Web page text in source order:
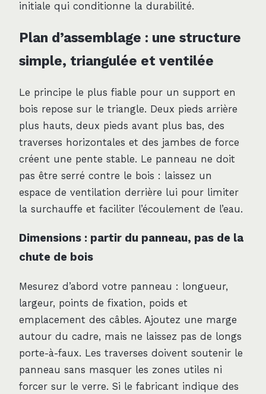
initiale qui conditionne la durabilité.
Plan d’assemblage : une structure
simple, triangulée et ventilée
Le principe le plus fiable pour un support en
bois repose sur le triangle. Deux pieds arrière
plus hauts, deux pieds avant plus bas, des
traverses horizontales et des jambes de force
créent une pente stable. Le panneau ne doit
pas être serré contre le bois : laissez un
espace de ventilation derrière lui pour limiter
la surchauffe et faciliter l’écoulement de l’eau.
Dimensions : partir du panneau, pas de la
chute de bois
Mesurez d’abord votre panneau : longueur,
largeur, points de fixation, poids et
emplacement des câbles. Ajoutez une marge
autour du cadre, mais ne laissez pas de longs
porte-à-faux. Les traverses doivent soutenir le
panneau sans masquer les zones utiles ni
forcer sur le verre. Si le fabricant indique des